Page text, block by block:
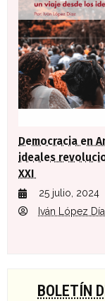
Democracia en
ideales
XXI
25 julio, 2024
Iván López
BOLETÍN